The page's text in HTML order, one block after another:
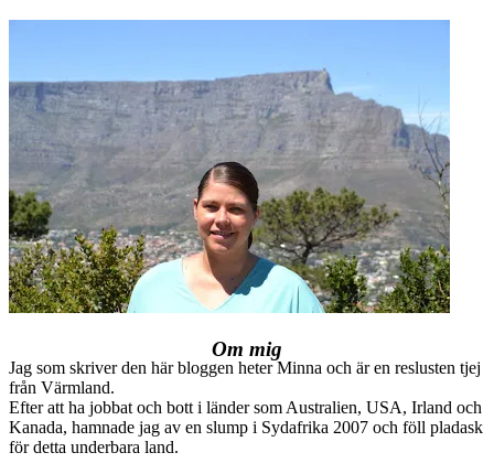
Om mig
Jag som skriver den här bloggen heter Minna och är en reslusten tjej
från Värmland.
Efter att ha jobbat och bott i länder som Australien, USA, Irland och
Kanada, hamnade jag av en slump i Sydafrika 2007 och föll pladask
för detta underbara land.